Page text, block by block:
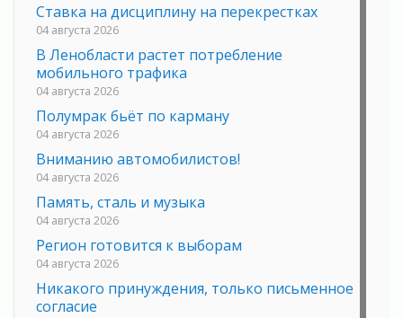
Ставка на дисциплину на перекрестках
04 августа 2026
В Ленобласти растет потребление
мобильного трафика
04 августа 2026
Полумрак бьёт по карману
04 августа 2026
Вниманию автомобилистов!
04 августа 2026
Память, сталь и музыка
04 августа 2026
Регион готовится к выборам
04 августа 2026
Никакого принуждения, только письменное
согласие